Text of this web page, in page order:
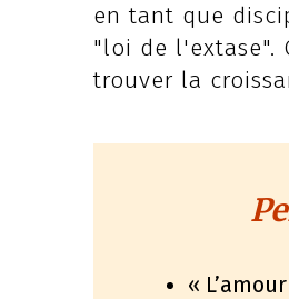
en tant que
"loi de l'extase".
trouver la
«